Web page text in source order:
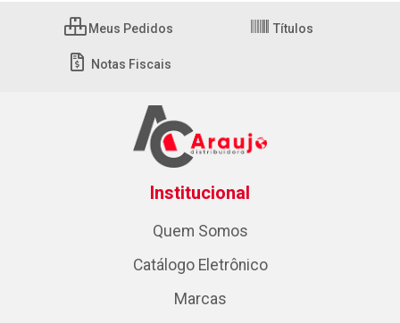
Meus Pedidos Títulos
Notas Fiscais
Institucional
Quem Somos
Catálogo Eletrônico
Marcas